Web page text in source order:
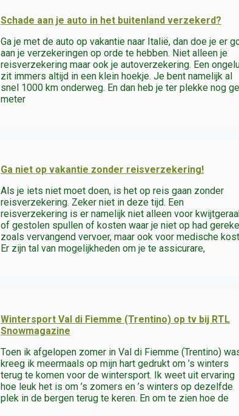
Schade aan je auto in het buitenland verzekerd?
Ga je met de auto op vakantie naar Italië, dan doe je er
aan je verzekeringen op orde te hebben. Niet alleen je
reisverzekering maar ook je autoverzekering. Een
zit immers altijd in een klein hoekje. Je bent namelijk al
snel 1000 km onderweg. En dan heb je ter plekke nog
meter
Ga niet op vakantie zonder reisverzekering!
Als je iets niet moet doen, is het op reis gaan zonder
reisverzekering. Zeker niet in deze tijd. Een
reisverzekering is er namelijk niet alleen voor
of gestolen spullen of kosten waar je niet op had
zoals vervangend vervoer, maar ook voor medische
Er zijn tal van mogelijkheden om je te assicurare,
Wintersport Val di Fiemme (Trentino) op tv bij RTL
Snowmagazine
Toen ik afgelopen zomer in Val di Fiemme (Trentino)
kreeg ik meermaals op mijn hart gedrukt om ’s winters
terug te komen voor de wintersport. Ik weet uit ervaring
hoe leuk het is om ’s zomers en ’s winters op dezelfde
plek in de bergen terug te keren. En om te zien hoe de